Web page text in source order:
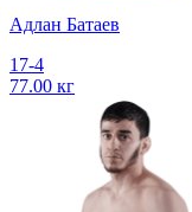
Адлан Батаев
17-4
77.00 кг